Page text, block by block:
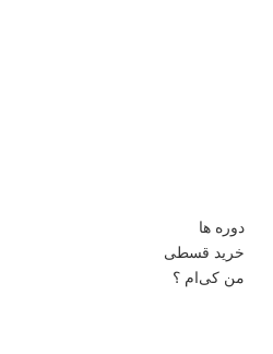
دوره ها
خرید قسطی
من کی‌ام ؟